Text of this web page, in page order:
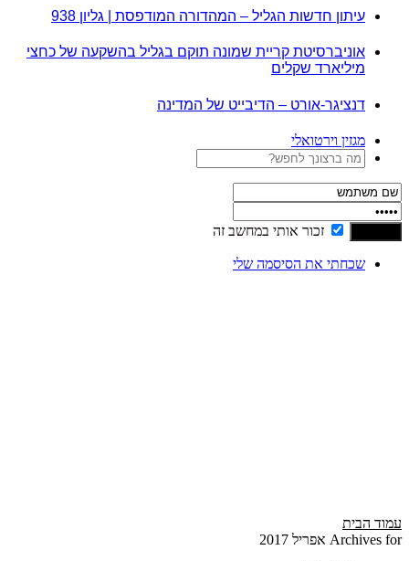
עיתון חדשות הגליל – המהדורה המודפסת | גליון 938
אוניברסיטת קריית שמונה תוקם בגליל בהשקעה של כחצי
מיליארד שקלים
דנציגר-אורט – הדיבייט של המדינה
מגזין וירטואלי
זכור אותי במחשב זה
שכחתי את הסיסמה שלי
עמוד הבית
Archives for אפריל 2017